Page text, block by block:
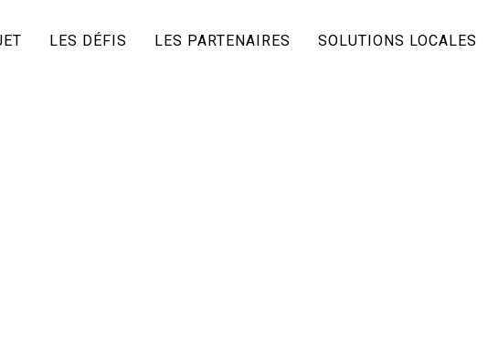
LES DÉFIS LES PARTENAIRES SOLUTIONS LOCALES